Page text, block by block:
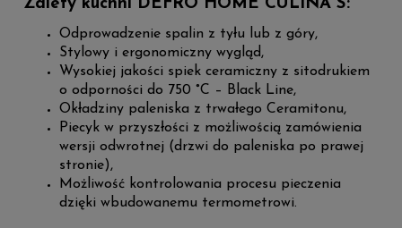
Zalety kuchni DEFRO HOME CULINA S:
Odprowadzenie spalin z tyłu lub z góry,
Stylowy i ergonomiczny wygląd,
Wysokiej jakości spiek ceramiczny z sitodrukiem
o odporności do 750 °C – Black Line,
Okładziny paleniska z trwałego Ceramitonu,
Piecyk w przyszłości z możliwością zamówienia
wersji odwrotnej (drzwi do paleniska po prawej
stronie),
Możliwość kontrolowania procesu pieczenia
dzięki wbudowanemu termometrowi.